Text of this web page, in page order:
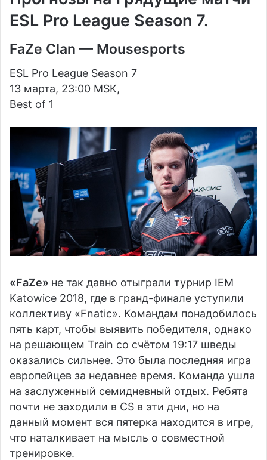
ESL Pro League Season 7.
FaZe Clan — Mousesports
ESL Pro League Season 7
13 марта, 23:00 MSK,
Best of 1
«FaZe» не так давно отыграли турнир IEM
Katowice 2018, где в гранд-финале уступили
коллективу «Fnatic». Командам понадобилось
пять карт, чтобы выявить победителя, однако
на решающем Train со счётом 19:17 шведы
оказались сильнее. Это была последняя игра
европейцев за недавнее время. Команда ушла
на заслуженный семидневный отдых. Ребята
почти не заходили в CS в эти дни, но на
данный момент вся пятерка находится в игре,
что наталкивает на мысль о совместной
тренировке.